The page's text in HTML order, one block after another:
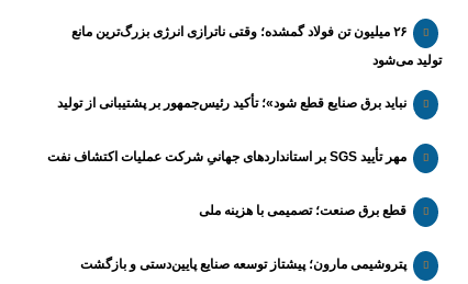
۲۶ میلیون تن فولاد گمشده؛ وقتی ناترازی انرژی بزرگ‌ترین مانع
تولید می‌شود
نباید برق صنایع قطع شود»؛ تأکید رئیس‌جمهور بر پشتیبانی از تولید
مهر تأیید SGS بر استانداردهای جهانیِ شرکت عملیات اکتشاف نفت
قطع برق صنعت؛ تصمیمی با هزینه ملی
پتروشیمی مارون؛ پیشتاز توسعه صنایع پایین‌دستی و بازگشت